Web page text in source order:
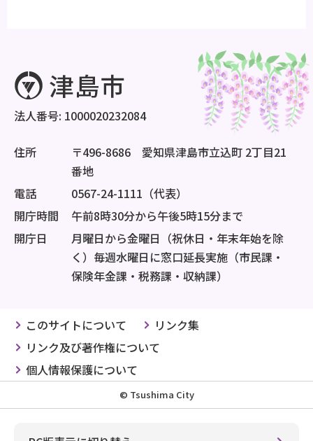
法人番号: 1000020232084
住所
〒496-8686 愛知県津島市立込町 2丁目21
番地
電話
0567-24-1111（代表）
開庁時間
午前8時30分から午後5時15分まで
開庁日
月曜日から金曜日（祝休日・年末年始を除
く）毎週水曜日に窓口延長実施（市民課・
保険年金課・税務課・収納課）
このサイトについて
リンク集
リンク及び著作権について
個人情報保護について
© Tsushima City